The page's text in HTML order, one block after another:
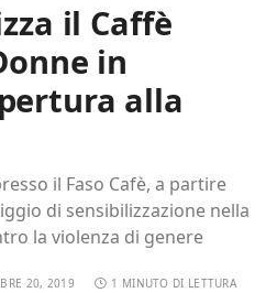
il Caffè
in
alla
il Faso Cafè, a partire
di sensibilizzazione nella
la violenza di genere
20, 2019 1 MINUTO DI LETTURA